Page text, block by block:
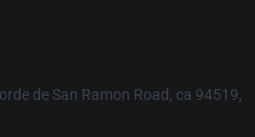
de San Ramon Road, ca 94519,